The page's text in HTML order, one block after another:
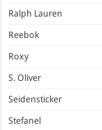
Ralph Lauren
Reebok
Roxy
S. Oliver
Seidensticker
Stefanel